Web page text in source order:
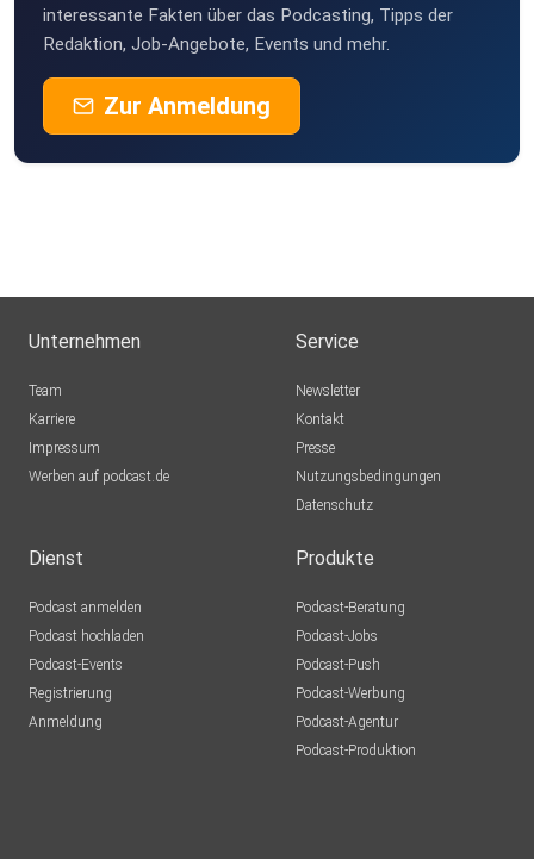
interessante Fakten über das Podcasting, Tipps der
Redaktion, Job-Angebote, Events und mehr.
Zur Anmeldung
Unternehmen
Team
Karriere
Impressum
Werben auf podcast.de
Service
Newsletter
Kontakt
Presse
Nutzungsbedingungen
Datenschutz
Dienst
Podcast anmelden
Podcast hochladen
Podcast-Events
Registrierung
Anmeldung
Produkte
Podcast-Beratung
Podcast-Jobs
Podcast-Push
Podcast-Werbung
Podcast-Agentur
Podcast-Produktion